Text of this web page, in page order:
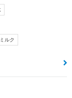
ルク